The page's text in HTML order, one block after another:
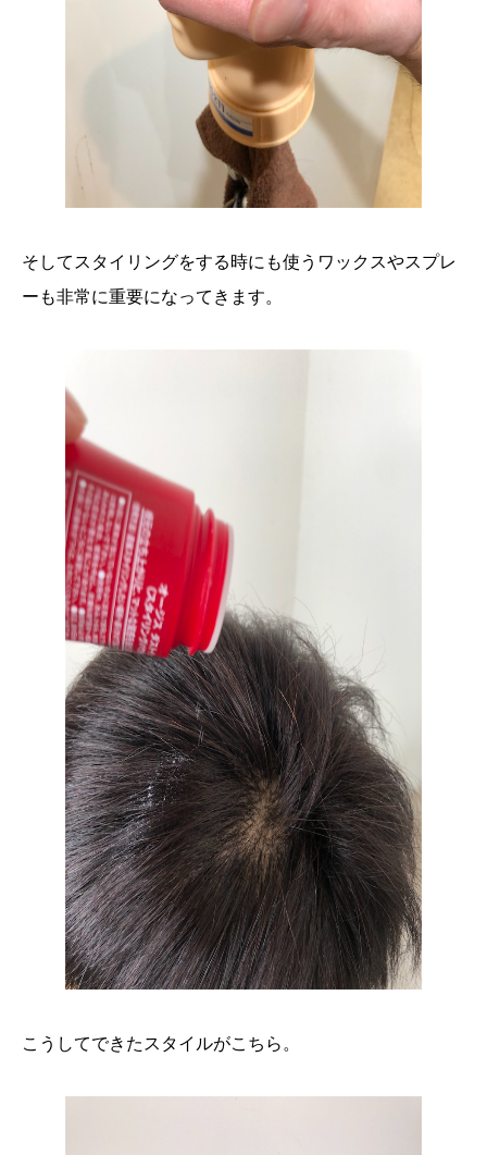
そしてスタイリングをする時にも使うワックスやスプレ
ーも非常に重要になってきます。
こうしてできたスタイルがこちら。